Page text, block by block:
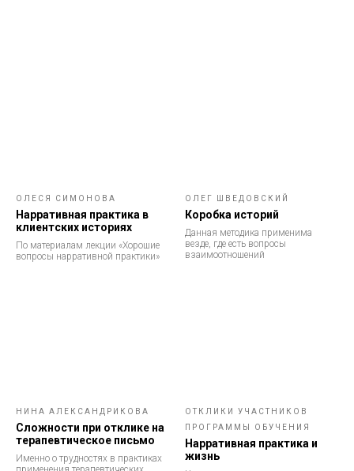
ОЛЕСЯ СИМОНОВА
Нарративная практика в
клиентских историях
По материалам лекции «Хорошие
вопросы нарративной практики»
ОЛЕГ ШВЕДОВСКИЙ
Коробка историй
Данная методика применима
везде, где есть вопросы
взаимоотношений
НИНА АЛЕКСАНДРИКОВА
Сложности при отклике на
терапевтическое письмо
Именно о трудностях в практиках
ОТКЛИКИ УЧАСТНИКОВ
ПРОГРАММЫ ОБУЧЕНИЯ
Нарративная практика и
жизнь